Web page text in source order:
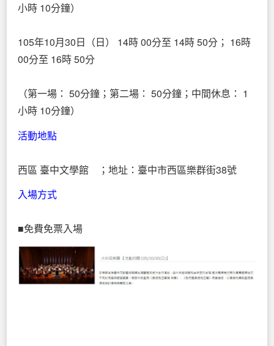
小時 10分鐘）
105年10月30日（日） 14時 00分至 14時 50分； 16時
00分至 16時 50分
（第一場： 50分鐘；第二場： 50分鐘；中間休息： 1
小時 10分鐘）
活動地點
西區 臺中文學館 ；地址：臺中市西區樂群街38號
入場方式
■免費免票入場